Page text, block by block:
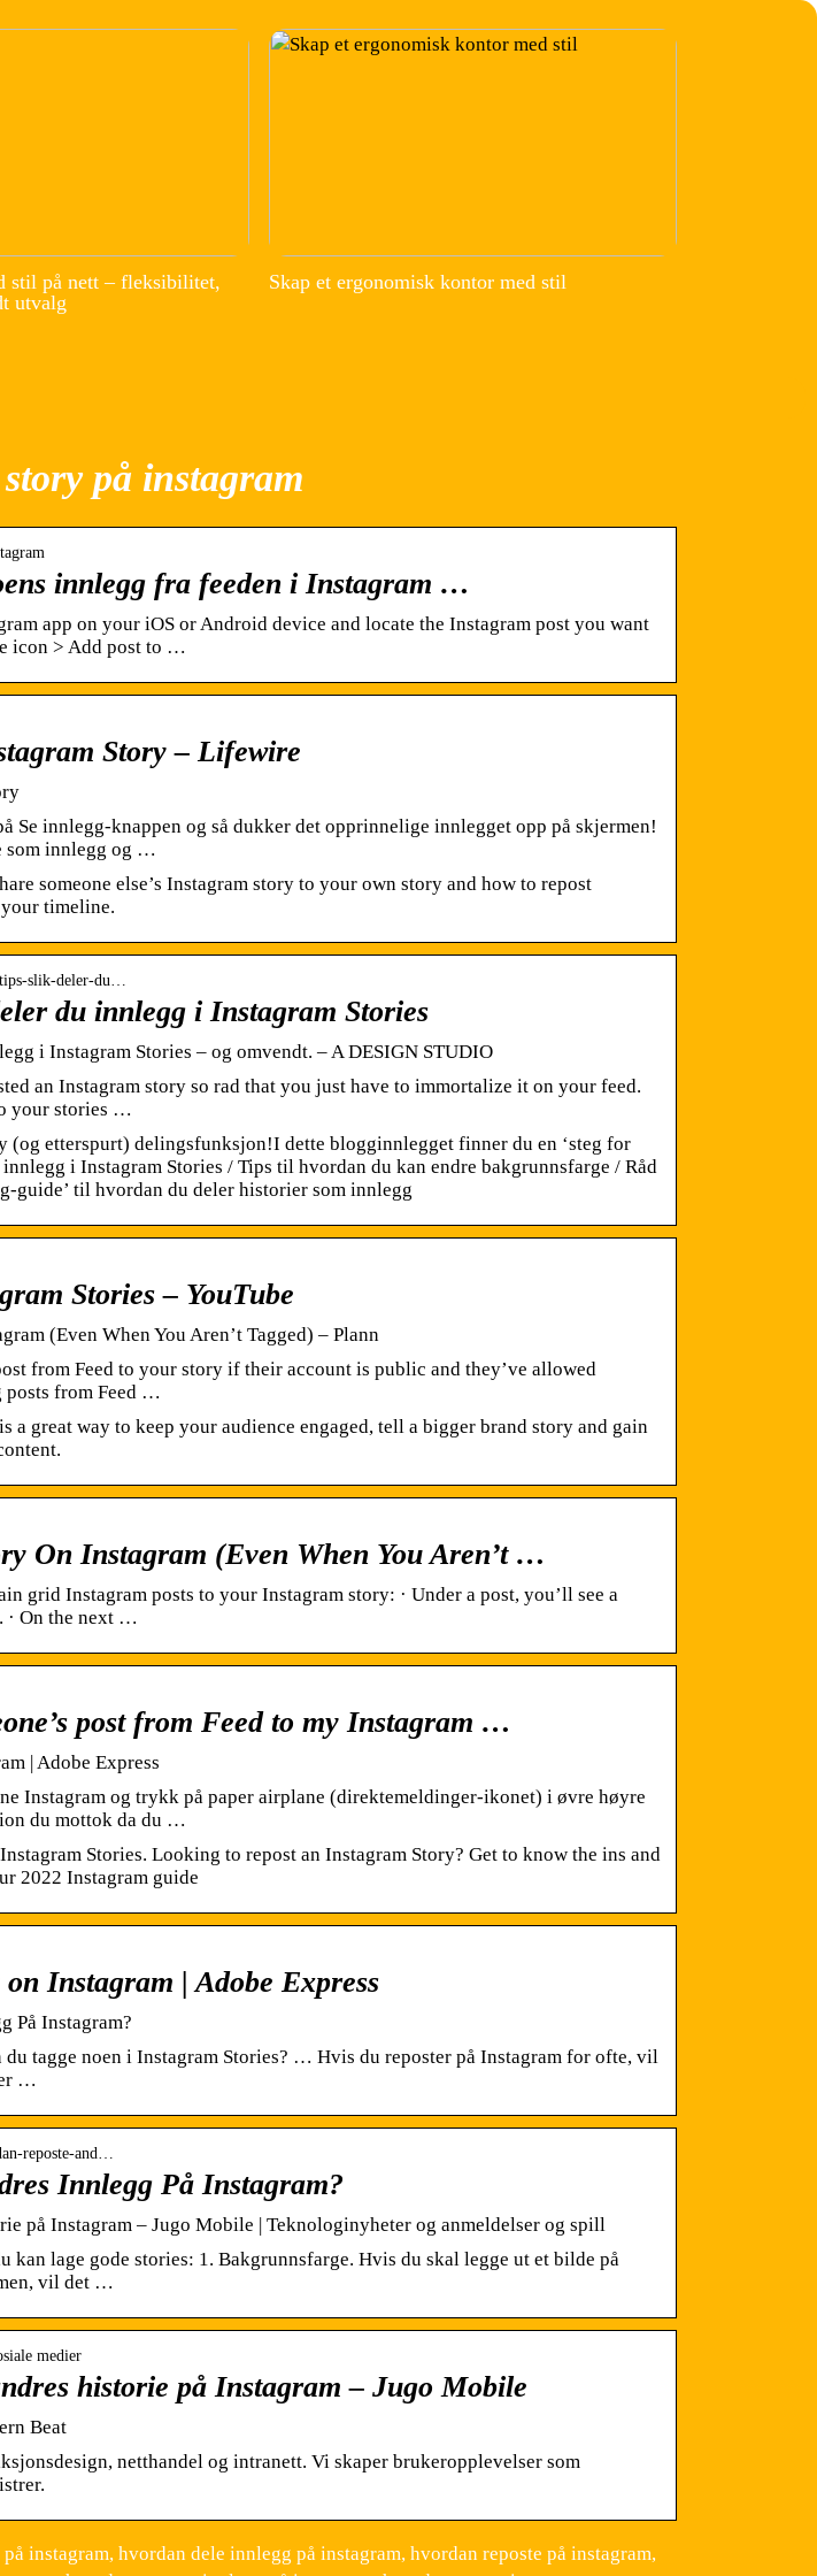
stil på nett – fleksibilitet,
utvalg
Skap et ergonomisk kontor med stil
på instagram
innlegg fra feeden i Instagram …
app on your iOS or Android device and locate the Instagram post you want
icon > Add post to …
Story – Lifewire
Se innlegg-knappen og så dukker det opprinnelige innlegget opp på skjermen!
som innlegg og …
someone else’s Instagram story to your own story and how to repost
timeline.
slik-deler-du…
du innlegg i Instagram Stories
i Instagram Stories – og omvendt. – A DESIGN STUDIO
an Instagram story so rad that you just have to immortalize it on your feed.
your stories …
(og etterspurt) delingsfunksjon!I dette blogginnlegget finner du en ‘steg for
i Instagram Stories / Tips til hvordan du kan endre bakgrunnsfarge / Råd
guide’ til hvordan du deler historier som innlegg
Stories – YouTube
(Even When You Aren’t Tagged) – Plann
from Feed to your story if their account is public and they’ve allowed
posts from Feed …
a great way to keep your audience engaged, tell a bigger brand story and gain
On Instagram (Even When You Aren’t …
grid Instagram posts to your Instagram story: · Under a post, you’ll see a
· On the next …
post from Feed to my Instagram …
| Adobe Express
Instagram og trykk på paper airplane (direktemeldinger-ikonet) i øvre høyre
du mottok da du …
Stories. Looking to repost an Instagram Story? Get to know the ins and
2022 Instagram guide
Instagram | Adobe Express
På Instagram?
tagge noen i Instagram Stories? … Hvis du reposter på Instagram for ofte, vil
…
reposte-and…
Innlegg På Instagram?
på Instagram – Jugo Mobile | Teknologinyheter og anmeldelser og spill
kan lage gode stories: 1. Bakgrunnsfarge. Hvis du skal legge ut et bilde på
vil det …
medier
historie på Instagram – Jugo Mobile
Beat
netthandel og intranett. Vi skaper bruker­opplevelser som
instagram, hvordan dele innlegg på instagram, hvordan reposte på instagram,